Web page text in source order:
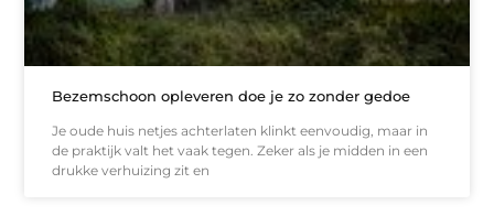
Bezemschoon opleveren doe je zo zonder gedoe
Je oude huis netjes achterlaten klinkt eenvoudig, maar in
de praktijk valt het vaak tegen. Zeker als je midden in een
drukke verhuizing zit en